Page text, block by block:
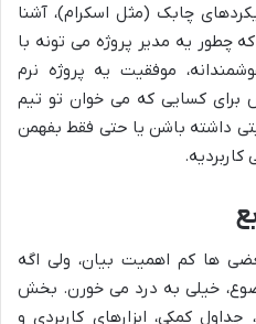
چابک (مثل اسکرام)، آشنا
یه مدیر پروژه می تونه با
موفقیت یه پروژه نرم
برای کسایی که می خوان تو تیم
داشته باشن یا حتی فقط بفهمن
ها کم اهمیت بیان، ولی اگه
خیلی به درد می خورن. بخش
کمکی، ابزارهای کاربردی و